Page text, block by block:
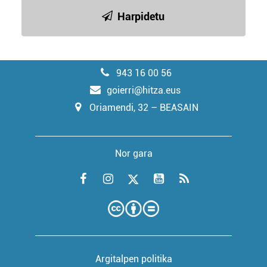
Harpidetu
943 16 00 56
goierri@hitza.eus
Oriamendi, 32 – BEASAIN
Nor gara
Argitalpen politika